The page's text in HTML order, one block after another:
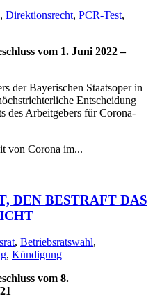
, Direktionsrecht, PCR-Test,
vom 1. Juni 2022 –
der Bayerischen Staatsoper in
Entscheidung
des Arbeitgebers für Corona-
von Corona im...
DEN BESTRAFT DAS
, Betriebsratswahl,
, Kündigung
vom 8.